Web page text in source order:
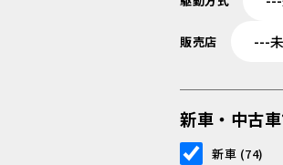
販売店
新車・中古
新車 (74)